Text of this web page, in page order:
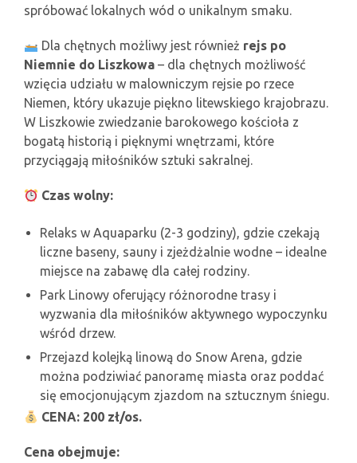
spróbować lokalnych wód o unikalnym smaku.
Dla chętnych możliwy jest również rejs po
Niemnie do Liszkowa – dla chętnych możliwość
wzięcia udziału w malowniczym rejsie po rzece
Niemen, który ukazuje piękno litewskiego krajobrazu.
W Liszkowie zwiedzanie barokowego kościoła z
bogatą historią i pięknymi wnętrzami, które
przyciągają miłośników sztuki sakralnej.
Czas wolny:
Relaks w Aquaparku (2-3 godziny), gdzie czekają
liczne baseny, sauny i zjeżdżalnie wodne – idealne
miejsce na zabawę dla całej rodziny.
Park Linowy oferujący różnorodne trasy i
wyzwania dla miłośników aktywnego wypoczynku
wśród drzew.
Przejazd kolejką linową do Snow Arena, gdzie
można podziwiać panoramę miasta oraz poddać
się emocjonującym zjazdom na sztucznym śniegu.
CENA: 200 zł/os.
Cena obejmuje: